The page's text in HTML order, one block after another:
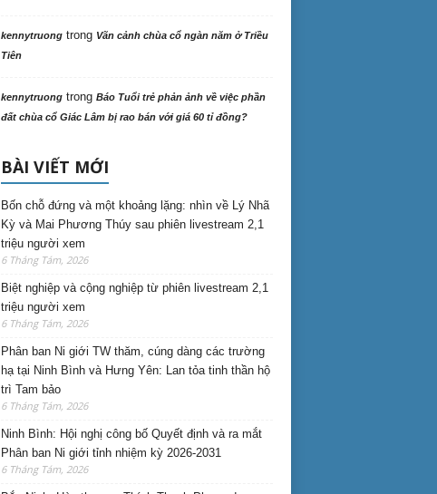
kennytruongtrong Vãn cảnh chùa cổ ngàn năm ở Triều
Tiên
kennytruongtrong Báo Tuổi trẻ phản ảnh về việc phần
đất chùa cổ Giác Lâm bị rao bán với giá 60 tỉ đồng?
BÀI VIẾT MỚI
Bốn chỗ đứng và một khoảng lặng: nhìn về Lý Nhã
Kỳ và Mai Phương Thúy sau phiên livestream 2,1
triệu người xem
6 Tháng Tám, 2026
Biệt nghiệp và cộng nghiệp từ phiên livestream 2,1
triệu người xem
6 Tháng Tám, 2026
Phân ban Ni giới TW thăm, cúng dàng các trường
hạ tại Ninh Bình và Hưng Yên: Lan tỏa tinh thần hộ
trì Tam bảo
6 Tháng Tám, 2026
Ninh Bình: Hội nghị công bố Quyết định và ra mắt
Phân ban Ni giới tỉnh nhiệm kỳ 2026-2031
6 Tháng Tám, 2026